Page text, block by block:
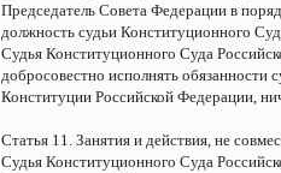
Председатель Совета Федерации в
должность судьи Конституционного
Судья Конституционного Суда
добросовестно исполнять обязанности
Конституции Российской Федерации,
Статья 11. Занятия и действия, не
Судья Конституционного Суда